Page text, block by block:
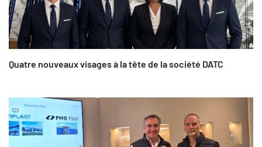
Quatre nouveaux visages à la tête de la société DATC